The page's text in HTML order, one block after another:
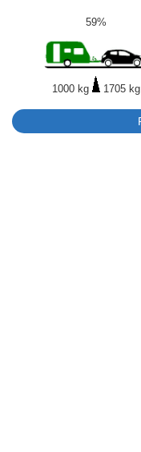
59%
1000 kg 1705 kg